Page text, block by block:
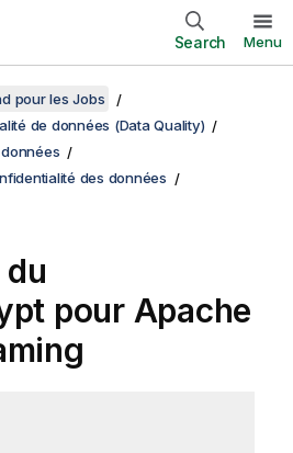
Search Menu
pour les Jobs
de données (Data Quality)
des données
pour Apache